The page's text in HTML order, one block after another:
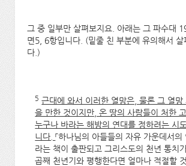
그 중 일부만 살펴보지요. 아래는 그 파수대
면5, 6항입니다. (밑줄 친 부분에 유의해서 살
다.)
5 근대에 와서 이러한 열망은, 물론 그 열망
을 만한 것이지만, 온 땅의 사람들이 처한
누구나 바라는 해방의 연대를 정하려는 시
니다.「하나님의 아들들의 자유 가운데서의
라는 책이 출판되고 그리스도의 천년 통치
곱째 천년기와 평행한다면 얼마나 적절할